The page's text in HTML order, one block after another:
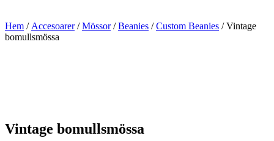
Hem / Accesoarer/Mössor/Beanies /Custom Beanies / Vintage
bomullsmössa
Vintage bomullsmössa